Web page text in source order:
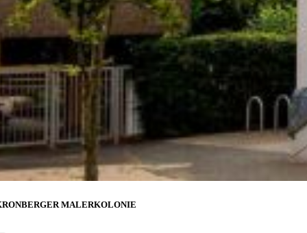
MALERKOLONIE